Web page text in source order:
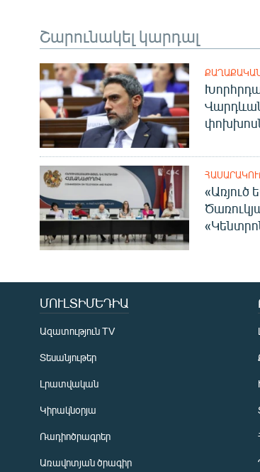
Շարունակել կարդալ
«Առյուծ
ՄՈՒԼՏԻՄԵԴԻԱ
Ազատություն TV
Տեսանյութեր
Լրատվական
Կիրակնօրյա
Ռադիոծրագրեր
Առավոտյան ծրագիր